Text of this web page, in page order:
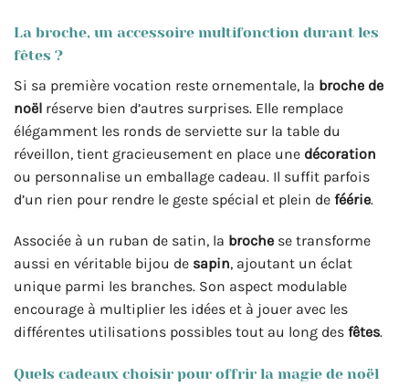
La broche, un accessoire multifonction durant les
fêtes ?
Si sa première vocation reste ornementale, la broche de
noël réserve bien d’autres surprises. Elle remplace
élégamment les ronds de serviette sur la table du
réveillon, tient gracieusement en place une décoration
ou personnalise un emballage cadeau. Il suffit parfois
d’un rien pour rendre le geste spécial et plein de féérie.
Associée à un ruban de satin, la broche se transforme
aussi en véritable bijou de sapin, ajoutant un éclat
unique parmi les branches. Son aspect modulable
encourage à multiplier les idées et à jouer avec les
différentes utilisations possibles tout au long des fêtes.
Quels cadeaux choisir pour offrir la magie de noël